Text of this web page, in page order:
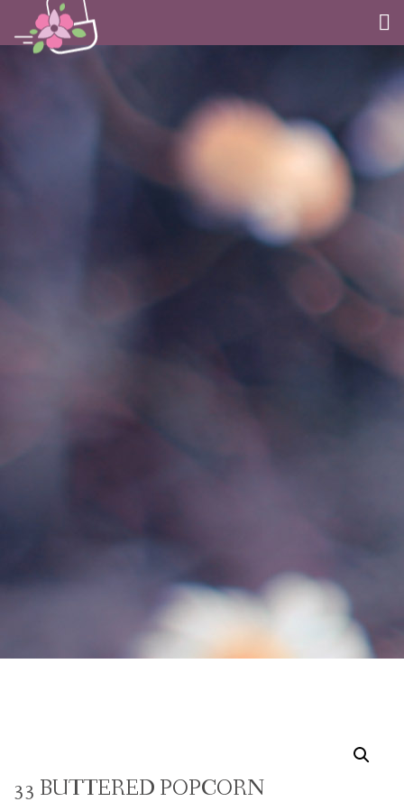
33 BUTTERED POPCORN